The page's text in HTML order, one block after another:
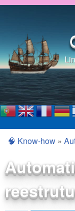
Você está
🧠 Know-how »